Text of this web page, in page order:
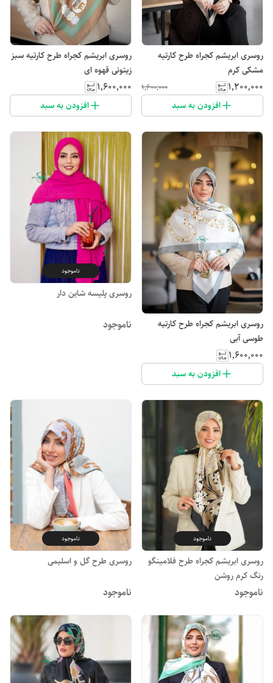
روسری ابریشم کجراه طرح کارتیه
مشکی کرم
۱٬۲۰۰٬۰۰۰ ۱٬۶۰۰٬۰۰۰
افزودن به سبد
روسری ابریشم کجراه طرح کارتیه سبز
زیتونی قهوه ای
۱٬۶۰۰٬۰۰۰
افزودن به سبد
روسری ابریشم کجراه طرح کارتیه
طوسی آبی
۱٬۶۰۰٬۰۰۰
افزودن به سبد
ناموجود
روسری پلیسه شاین دار
ناموجود
ناموجود
روسری ابریشم کجراه طرح فلامینگو
رنگ کرم روشن
ناموجود
ناموجود
روسری طرح گل و اسلیمی
ناموجود